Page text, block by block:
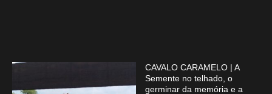
CAVALO CARAMELO | A
Semente no telhado, o
germinar da memória e a